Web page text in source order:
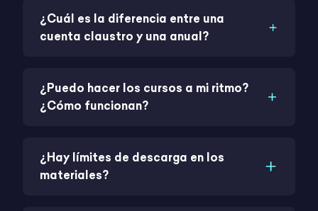
¿Cuál es la diferencia entre una
cuenta claustro y una anual?
¿Puedo hacer los cursos a mi ritmo?
¿Cómo funcionan?
¿Hay límites de descarga en los
materiales?